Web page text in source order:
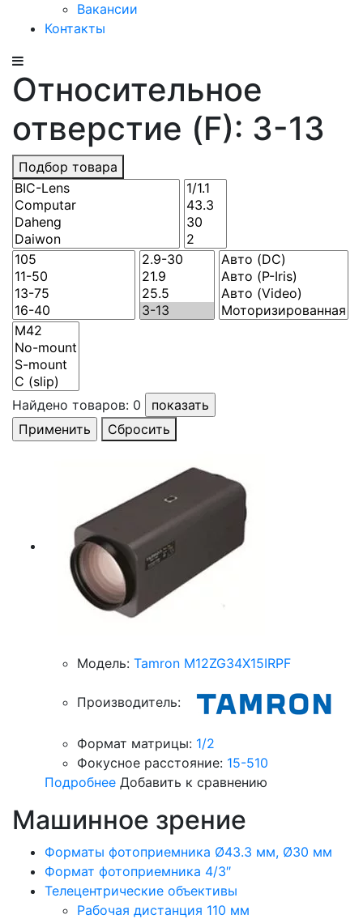
Вакансии
Контакты
Относительное
отверстие (F): 3-13
Подбор товара
Найдено товаров: 0
Сбросить
Модель: Tamron M12ZG34X15IRPF
Производитель:
Формат матрицы: 1/2
Фокусное расстояние: 15-510
Подробнее Добавить к сравнению
Машинное зрение
Форматы фотоприемника Ø43.3 мм, Ø30 мм
Формат фотоприемника 4/3″
Телецентрические объективы
Рабочая дистанция 110 мм